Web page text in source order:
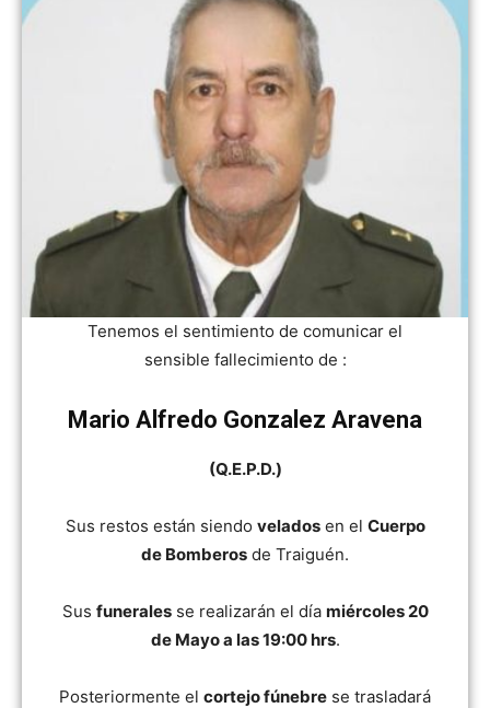
Tenemos el sentimiento de comunicar el
sensible fallecimiento de :
Mario Alfredo Gonzalez Aravena
(Q.E.P.D.)
Sus restos están siendo veladosen el Cuerpo
de Bomberos de Traiguén.
Sus funeralesse realizarán el día miércoles 20
de Mayo a las 19:00 hrs.
Posteriormente el cortejo fúnebre se trasladará